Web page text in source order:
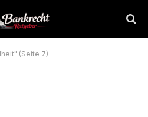
(Seite 7)